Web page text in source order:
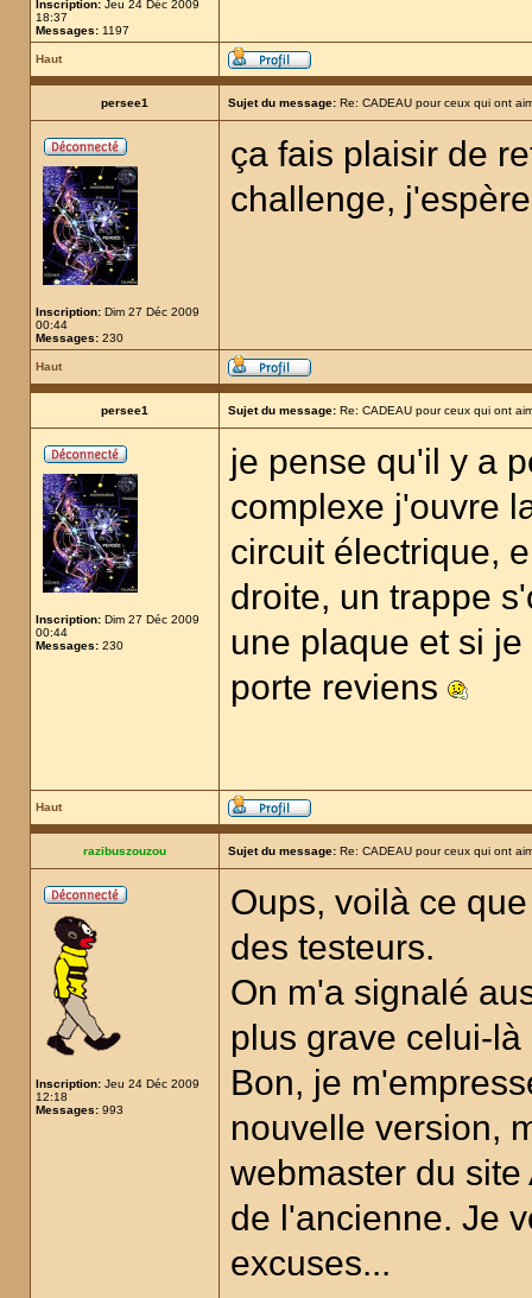
Inscription: Jeu 24 Déc 2009
18:37
Messages: 1197
Haut
persee1 Sujet du message: Re: CADEAU pour ceux qui ont
Inscription: Dim 27 Déc 2009
00:44
Messages: 230
ça fais plaisir de
challenge,
Haut
persee1 Sujet du message: Re: CADEAU pour ceux qui ont
Inscription: Dim 27 Déc 2009
00:44
Messages: 230
je pense qu'il y a
complexe j'ouvre
circuit électrique,
droite, un trappe
une plaque et si
porte reviens
Haut
razibuszouzou Sujet du message: Re: CADEAU pour ceux qui ont
Inscription: Jeu 24 Déc 2009
12:18
Messages: 993
Oups, voilà ce
des testeurs.
On m'a signalé
plus grave celui-
Bon, je
nouvelle version,
webmaster du
de l'ancienne. Je
excuses...